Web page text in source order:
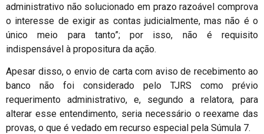
administrativo não solucionado em prazo razoável comprova
o interesse de exigir as contas judicialmente, mas não é o
único meio para tanto”; por isso, não é requisito
indispensável à propositura da ação.
Apesar disso, o envio de carta com aviso de recebimento ao
banco não foi considerado pelo TJRS como prévio
requerimento administrativo, e, segundo a relatora, para
alterar esse entendimento, seria necessário o reexame das
provas, o que é vedado em recurso especial pela Súmula 7.